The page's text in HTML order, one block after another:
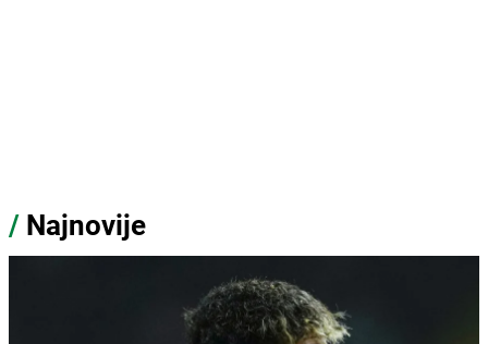
/ Najnovije